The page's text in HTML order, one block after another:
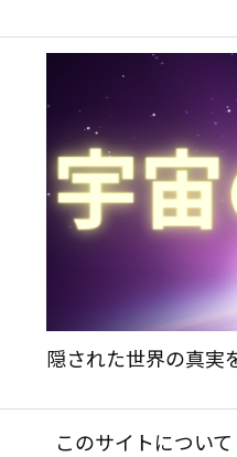
隠された世界の真実
このサイトについて